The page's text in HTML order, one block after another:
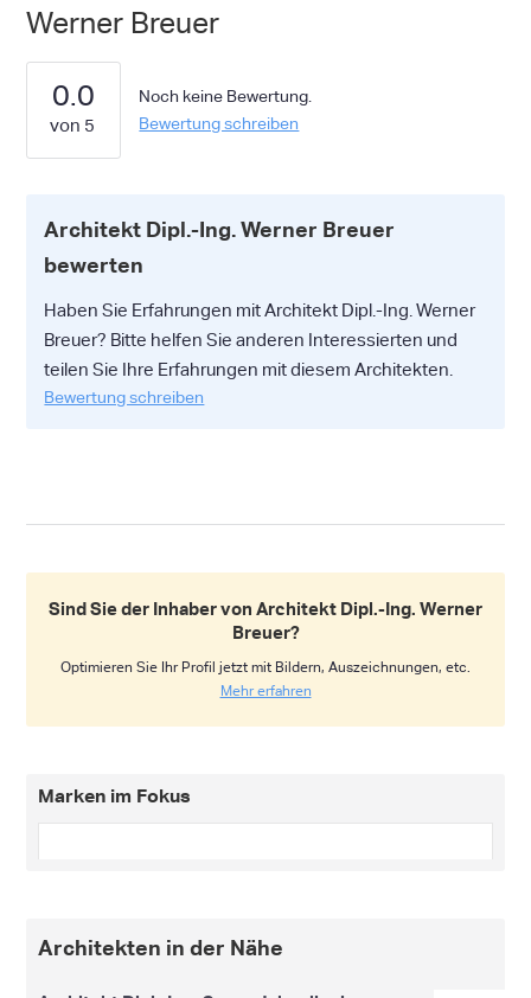
Werner Breuer
0.0
Noch keine Bewertung.
Bewertung schreiben
Architekt Dipl.-Ing. Werner Breuer
bewerten
Haben Sie Erfahrungen mit Architekt Dipl.-Ing. Werner
Breuer? Bitte helfen Sie anderen Interessierten und
teilen Sie Ihre Erfahrungen mit diesem Architekten.
Bewertung schreiben
Sind Sie der Inhaber von Architekt Dipl.-Ing. Werner
Breuer?
Optimieren Sie Ihr Profil jetzt mit Bildern, Auszeichnungen, etc.
Mehr erfahren
Marken im Fokus
Architekten in der Nähe